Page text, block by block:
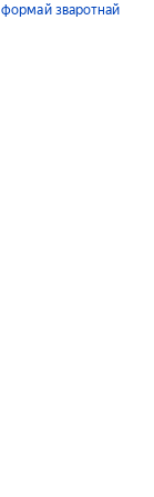
формай зваротнай